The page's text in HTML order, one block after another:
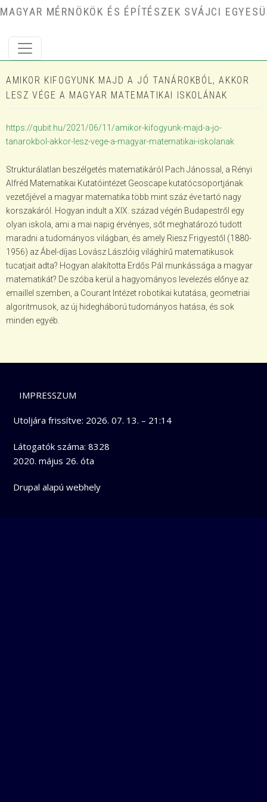
Ugrás a tartalomra
MAGYAR MÉRNÖKÖK ÉS ÉPÍTÉSZEK SVÁJCI
AMIKOR KIFOGYUNK MAJD A JÓ TANÁROKBÓL, AKKOR
LESZ VÉGE A MAGYAR MATEMATIKAI ISKOLÁNAK
https://qubit.hu/2021/06/11/amikor-kifogyunk-majd-a-jo-
tanarokbol-akkor-lesz-vege-a-magyar-matematikai-iskolanak
Strukturálatlan beszélgetés matematikáról Pach Jánossal, a Rényi
Alfréd Matematikai Kutatóintézet Geoscape kutatócsoportjának
vezetőjével a magyar matematika több mint száz éve tartó nagy
korszakáról. Hogyan indult a XIX. század végén Budapestről egy
olyan iskola, ami a mai napig érvényes, sőt meghatározó tudott
maradni a tudományos világban, és amely Riesz Frigyestől (1880-
1956) az Ábel-díjas Lovász Lászlóig világhírű matematikusok
tucatjait adta? Hogyan alakította Erdős Pál munkássága a magyar
matematikát? De szóba kerül a hagyományos levelezés előnye az
emaillel szemben, a Courant Intézet robotikai kutatása, geometriai
algoritmusok, az új hidegháború tudományos hatása, és sok
minden egyéb.
IMPRESSZUM
Utoljára frissítve: 2026. 07. 13. – 21:14
Látogatók száma: 8328
2020. május 26. óta
Drupal alapú webhely